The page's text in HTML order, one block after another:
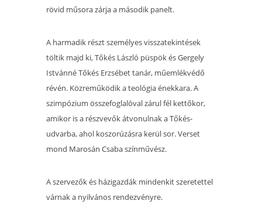
rövid műsora zárja a második panelt.
A harmadik részt személyes visszatekintések
töltik majd ki, Tőkés László püspök és Gergely
Istvánné Tőkés Erzsébet tanár, műemlékvédő
révén. Közreműködik a teológia énekkara. A
szimpózium összefoglalóval zárul fél kettőkor,
amikor is a részvevők átvonulnak a Tőkés-
udvarba, ahol koszorúzásra kerül sor. Verset
mond Marosán Csaba színművész.
A szervezők és házigazdák mindenkit szeretettel
várnak a nyilvános rendezvényre.